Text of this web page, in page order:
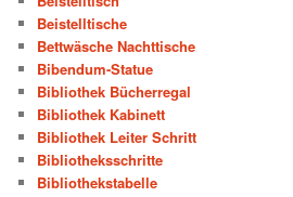
Beistelltische
Bettwäsche Nachttische
Bibendum-Statue
Bibliothek Bücherregal
Bibliothek Kabinett
Bibliothek Leiter Schritt
Bibliotheksschritte
Bibliothekstabelle